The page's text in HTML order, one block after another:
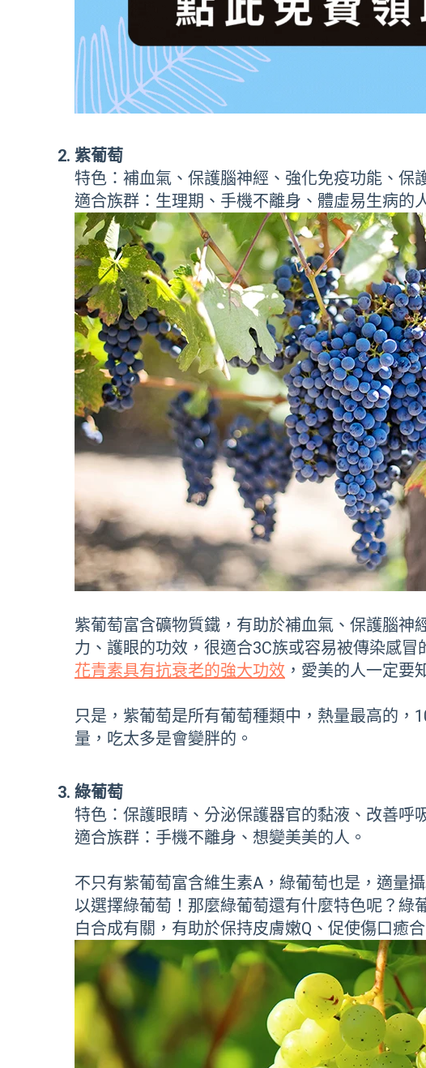
紫葡萄
特色：補血氣、保護腦神經、強化免疫功能、保
適合族群：生理期、手機不離身、體虛易生病的
紫葡萄富含礦物質鐵，有助於補血氣、保護腦
力、護眼的功效，很適合3C族或容易被傳染感
花青素具有抗衰老的強大功效 ，愛美的人一定要
只是，紫葡萄是所有葡萄種類中，熱量最高的
量，吃太多是會變胖的。
綠葡萄
特色：保護眼睛、分泌保護器官的黏液、改善呼
適合族群：手機不離身、想變美美的人。
不只有紫葡萄富含維生素A，綠葡萄也是，適量
以選擇綠葡萄！那麼綠葡萄還有什麼特色呢？綠
白合成有關，有助於保持皮膚嫩Q、促使傷口癒